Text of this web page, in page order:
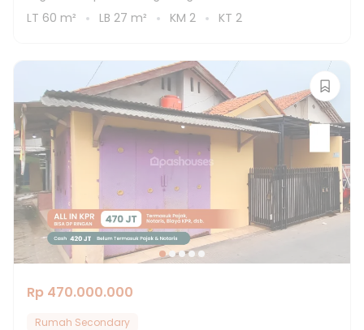
LT 60 m² LB 27 m² KM 2 KT 2
Rp 470.000.000
Rumah Secondary